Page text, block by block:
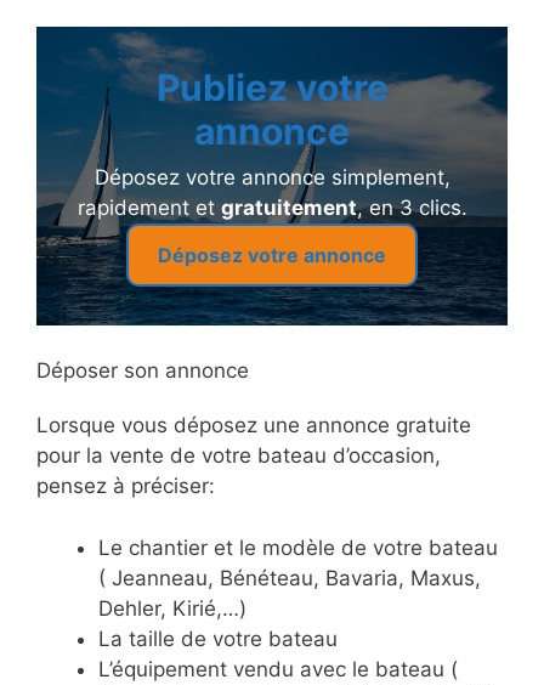
Publiez votre
annonce
Déposez votre annonce simplement,
rapidement et gratuitement, en 3 clics.
Déposez votre annonce
Déposer son annonce
Lorsque vous déposez une annonce gratuite
pour la vente de votre bateau d’occasion,
pensez à préciser:
Le chantier et le modèle de votre bateau
( Jeanneau, Bénéteau, Bavaria, Maxus,
Dehler, Kirié,…)
La taille de votre bateau
L’équipement vendu avec le bateau (